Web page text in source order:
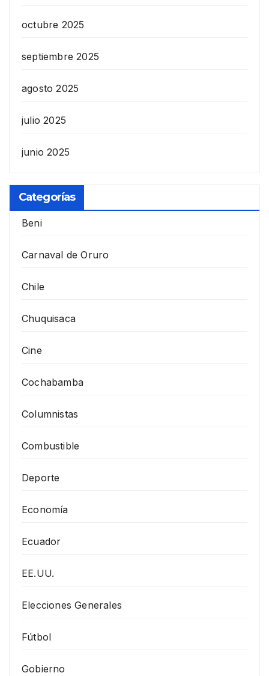
octubre 2025
septiembre 2025
agosto 2025
julio 2025
junio 2025
Categorías
Beni
Carnaval de Oruro
Chile
Chuquisaca
Cine
Cochabamba
Columnistas
Combustible
Deporte
Economía
Ecuador
EE.UU.
Elecciones Generales
Fútbol
Gobierno